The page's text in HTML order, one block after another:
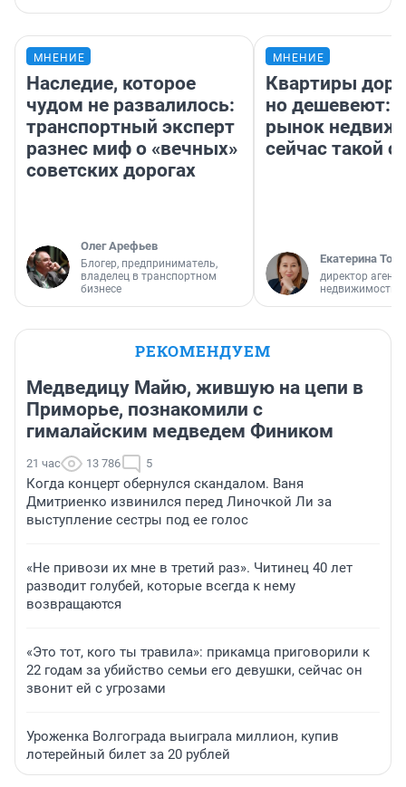
МНЕНИЕ
Наследие, которое
чудом не развалилось:
транспортный эксперт
разнес миф о «вечных»
советских дорогах
Олег Арефьев
Блогер, предприниматель,
владелец в транспортном
бизнесе
МНЕНИЕ
Квартиры
но дешевеют:
рынок
сейчас такой
Екатерина
директор
недвижимости
РЕКОМЕНДУЕМ
Медведицу Майю, жившую на цепи в
Приморье, познакомили с
гималайским медведем Фиником
21 час 13 786 5
Когда концерт обернулся скандалом. Ваня
Дмитриенко извинился перед Линочкой Ли за
выступление сестры под ее голос
«Не привози их мне в третий раз». Читинец 40 лет
разводит голубей, которые всегда к нему
возвращаются
«Это тот, кого ты травила»: прикамца приговорили к
22 годам за убийство семьи его девушки, сейчас он
звонит ей с угрозами
Уроженка Волгограда выиграла миллион, купив
лотерейный билет за 20 рублей